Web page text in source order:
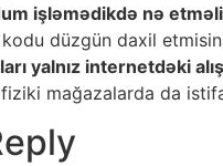
işləmədikdə nə
düzgün daxil
yalnız internetdəki
mağazalarda da